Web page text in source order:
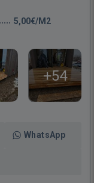
5,00€/M2
+54
WhatsApp